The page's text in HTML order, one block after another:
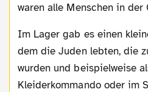
waren alle Menschen in der
Im Lager gab es einen kleinen „Wohnbereich“, in
dem die Juden lebten, die
wurden und beispielweise
Kleiderkommando oder im